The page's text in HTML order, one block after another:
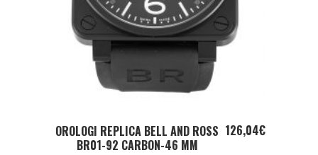
ADD TO CART
OROLOGI REPLICA BELL AND ROSS
BR01-92 CARBON-46 MM
126,04€